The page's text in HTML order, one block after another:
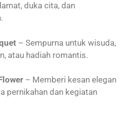
duka cita, dan
– Sempurna untuk wisuda,
atau hadiah romantis.
– Memberi kesan elegan
pernikahan dan kegiatan